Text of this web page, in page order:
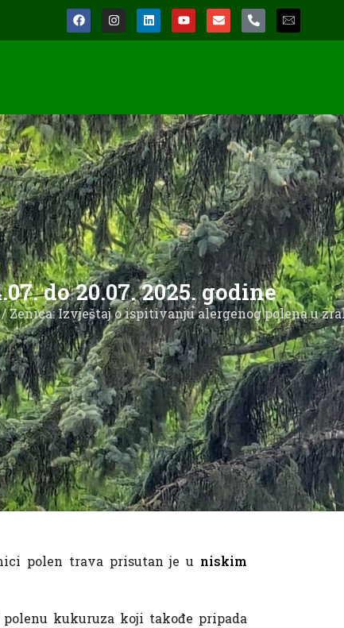
do 20.07. 2025. godine
Zenica: Izvještaj o ispitivanju alergenog polena u
polen trava prisutan je u niskim
kukuruza koji takođe pripada